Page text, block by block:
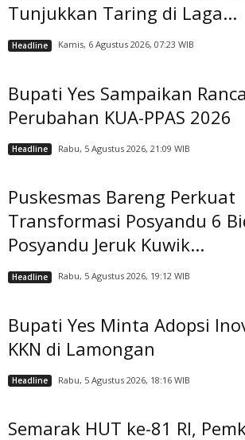
Tunjukkan Taring di Laga...
Headline Kamis, 6 Agustus 2026, 07:23 WIB
Bupati Yes Sampaikan
Perubahan KUA-PPAS 2026
Headline Rabu, 5 Agustus 2026, 21:09 WIB
Puskesmas Bareng Perkuat
Transformasi Posyandu 6
Posyandu Jeruk Kuwik...
Headline Rabu, 5 Agustus 2026, 19:12 WIB
Bupati Yes Minta Adopsi
KKN di Lamongan
Headline Rabu, 5 Agustus 2026, 18:16 WIB
Semarak HUT ke-81 RI,